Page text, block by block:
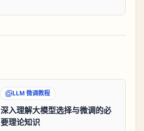
LLM 微调教程
深入理解大模型选择与微调的必
要理论知识